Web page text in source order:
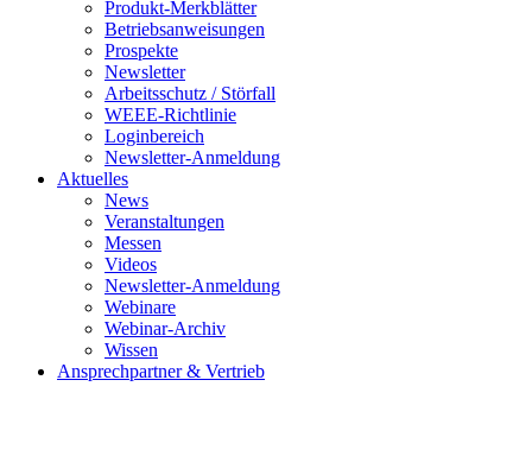
Produkt-Merkblätter
Betriebsanweisungen
Prospekte
Newsletter
Arbeitsschutz / Störfall
WEEE-Richtlinie
Loginbereich
Newsletter-Anmeldung
Aktuelles
News
Veranstaltungen
Messen
Videos
Newsletter-Anmeldung
Webinare
Webinar-Archiv
Wissen
Ansprechpartner & Vertrieb